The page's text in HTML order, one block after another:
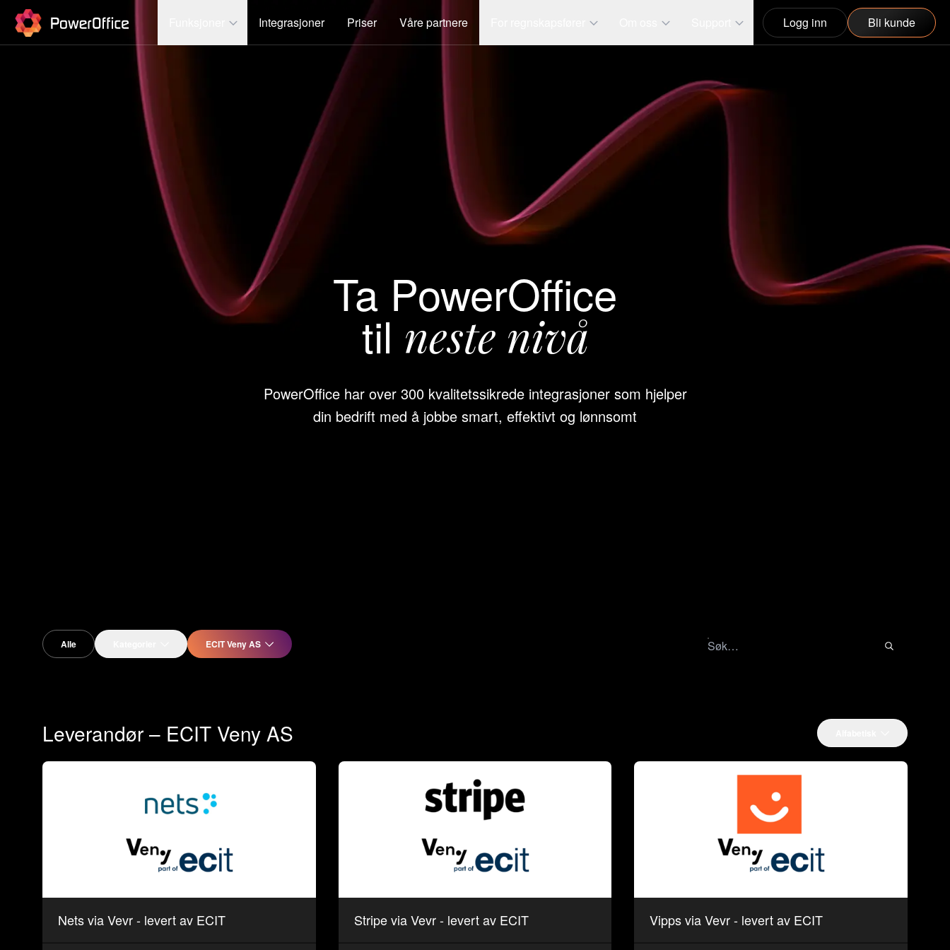
PowerOffice
Logg inn Bli kunde
Integrasjoner Priser Våre partnere
Ta PowerOffice
til neste nivå
PowerOffice har over 300 kvalitetssikrede integrasjoner som hjelper
din bedrift med å jobbe smart, effektivt og lønnsomt
Alle ECIT Veny AS
Leverandør – ECIT Veny AS
Nets via Vevr - levert av ECIT Stripe via Vevr - levert av ECIT Vipps via Vevr - levert av ECIT